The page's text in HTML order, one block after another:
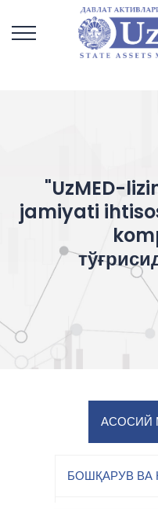
"UzMED-
jamiyati
АСОСИЙ
БОШҚАРУВ ВА